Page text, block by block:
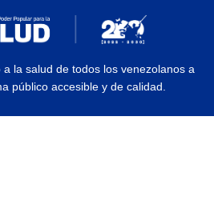
la salud de todos los venezolanos a
público accesible y de calidad.